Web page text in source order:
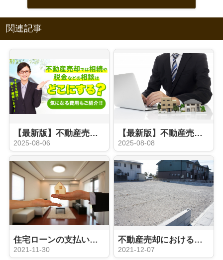
関連記事
【最新版】不動産売却の際に相続や税金などの相談はどこにする？気になる費用もご紹介
2025-08-06
【最新版】不動産売却時の媒介契約とは？種類やおすすめのタイプをご紹介
2025-08-08
住宅ローンの支払いに困ったら検討すべき不動産の任意売却とは？
2021-11-30
不動産売却における土地の譲渡とは？「贈与」や「相続」との違いをご紹介！
2021-12-07